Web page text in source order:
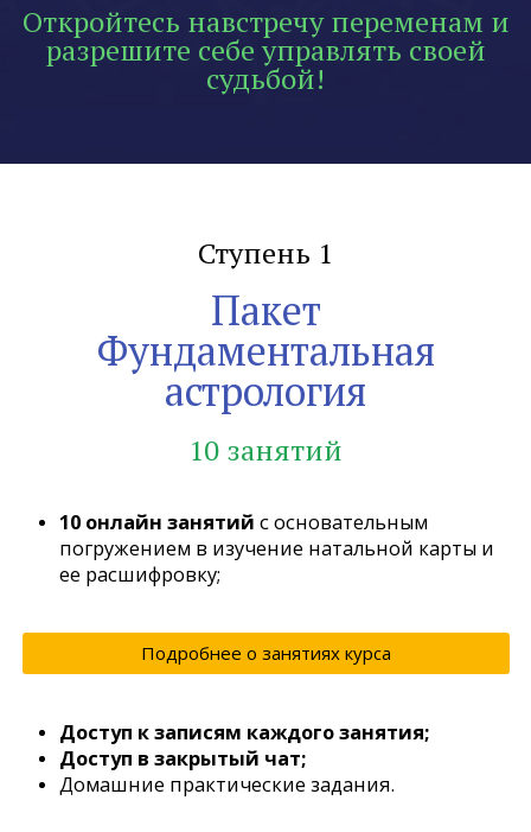
Откройтесь навстречу переменам и
разрешите себе управлять своей
судьбой!
Ступень 1
Пакет
Фундаментальная
астрология
10 занятий
10 онлайн занятий с основательным
погружением в изучение натальной карты и
ее расшифровку;
Подробнее о занятиях курса
Доступ к записям каждого занятия;
Доступ в закрытый чат;
Домашние практические задания.